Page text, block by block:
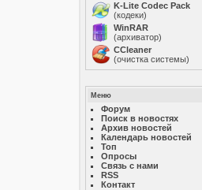
K-Lite Codec Pack
(кодеки)
WinRAR
(архиватор)
ССleaner
(очистка системы)
Меню
Форум
Поиск в новостях
Архив новостей
Календарь новостей
Топ
Опросы
Связь с нами
RSS
Контакт